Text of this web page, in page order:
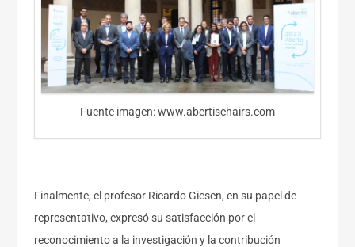
Fuente imagen: www.abertischairs.com
Finalmente, el profesor Ricardo Giesen, en su papel de
representativo, expresó su satisfacción por el
reconocimiento a la investigación y la contribución